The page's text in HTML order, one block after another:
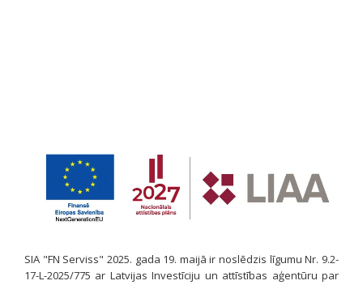
SIA "FN Serviss" 2025. gada 19. maijā ir noslēdzis līgumu Nr. 9.2-
17-L-2025/775 ar Latvijas Investīciju un attīstības aģentūru par